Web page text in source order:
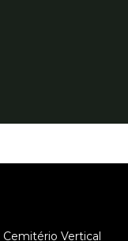
Cemitério Vertical